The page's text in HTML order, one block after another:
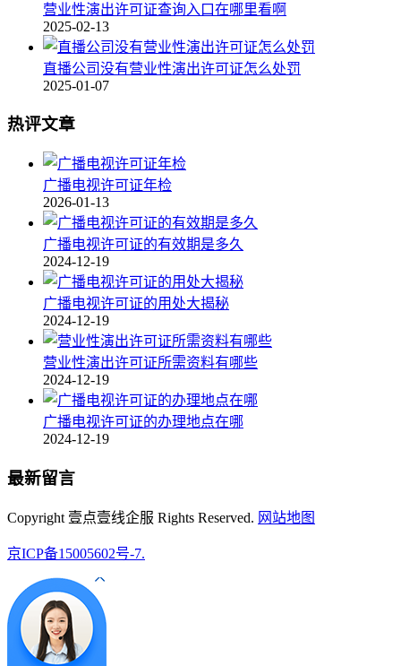
营业性演出许可证查询入口在哪里看啊
2025-02-13
直播公司没有营业性演出许可证怎么处罚
2025-01-07
热评文章
广播电视许可证年检
2026-01-13
广播电视许可证的有效期是多久
2024-12-19
广播电视许可证的用处大揭秘
2024-12-19
营业性演出许可证所需资料有哪些
2024-12-19
广播电视许可证的办理地点在哪
2024-12-19
最新留言
Copyright 壹点壹线企服 Rights Reserved. 网站地图
京ICP备15005602号-7.